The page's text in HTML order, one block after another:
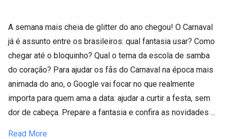
A semana mais cheia de glitter do ano chegou! O Carnaval
já é assunto entre os brasileiros: qual fantasia usar? Como
chegar até o bloquinho? Qual o tema da escola de samba
do coração? Para ajudar os fãs do Carnaval na época mais
animada do ano, o Google vai focar no que realmente
importa para quem ama a data: ajudar a curtir a festa, sem
dor de cabeça. Prepare a fantasia e confira as novidades ...
Read More